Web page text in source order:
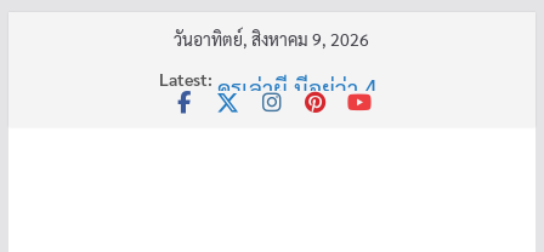
วันอาทิตย์, สิงหาคม 9, 2026
Latest:
ครูเล่าผี มีอยู่ว่า 4